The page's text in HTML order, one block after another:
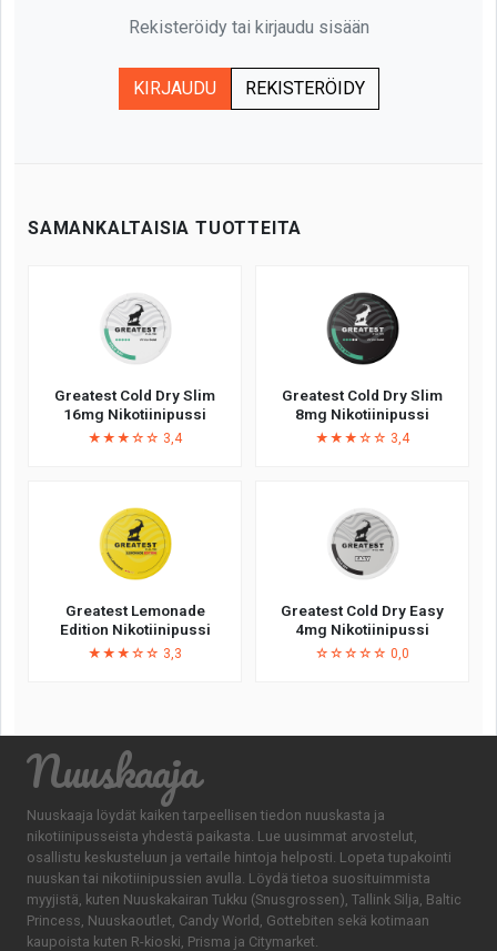
Rekisteröidy tai kirjaudu sisään
KIRJAUDU REKISTERÖIDY
SAMANKALTAISIA TUOTTEITA
Greatest Cold Dry Slim
16mg Nikotiinipussi
★★★☆☆ 3,4
Greatest Cold Dry Slim
8mg Nikotiinipussi
★★★☆☆ 3,4
Greatest Lemonade
Edition Nikotiinipussi
★★★☆☆ 3,3
Greatest Cold Dry Easy
4mg Nikotiinipussi
☆☆☆☆☆ 0,0
Nuuskaaja
Nuuskaaja löydät kaiken tarpeellisen tiedon nuuskasta ja
nikotiinipusseista yhdestä paikasta. Lue uusimmat arvostelut,
osallistu keskusteluun ja vertaile hintoja helposti. Lopeta tupakointi
nuuskan tai nikotiinipussien avulla. Löydä tietoa suosituimmista
myyjistä, kuten Nuuskakairan Tukku (Snusgrossen), Tallink Silja, Baltic
Princess, Nuuskaoutlet, Candy World, Gottebiten sekä kotimaan
kaupoista kuten R-kioski, Prisma ja Citymarket.